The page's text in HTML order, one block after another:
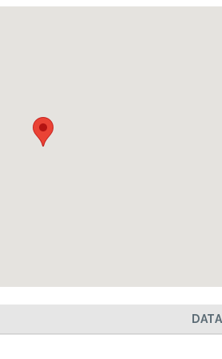
DATA